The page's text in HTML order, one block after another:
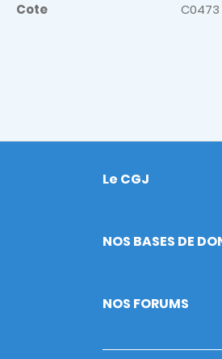
Cote C0473
Footer
Le CGJ
NOS BASES DE
NOS FORUMS